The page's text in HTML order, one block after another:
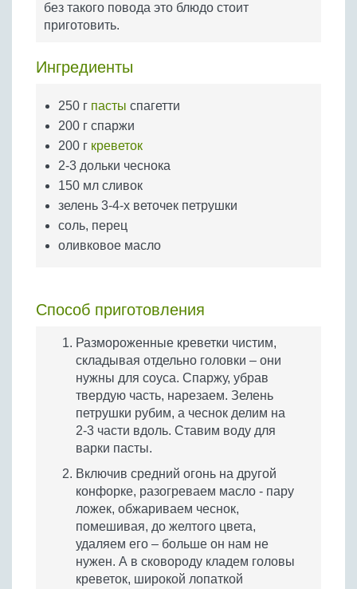
Бобовые
Яйца
без такого повода это блюдо стоит
приготовить.
Ингредиенты
250 г пасты спагетти
200 г спаржи
200 г креветок
2-3 дольки чеснока
150 мл сливок
зелень 3-4-х веточек петрушки
соль, перец
оливковое масло
Способ приготовления
Размороженные креветки чистим,
складывая отдельно головки – они
нужны для соуса. Спаржу, убрав
твердую часть, нарезаем. Зелень
петрушки рубим, а чеснок делим на
2-3 части вдоль. Ставим воду для
варки пасты.
Включив средний огонь на другой
конфорке, разогреваем масло - пару
ложек, обжариваем чеснок,
помешивая, до желтого цвета,
удаляем его – больше он нам не
нужен. А в сковороду кладем головы
креветок, широкой лопаткой